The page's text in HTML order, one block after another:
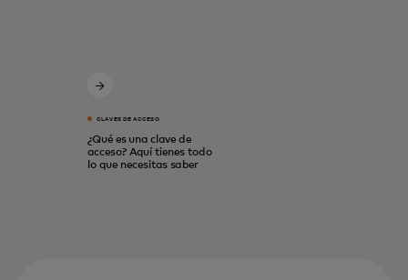
CLAVES DE ACCESO
¿Qué es una clave de
acceso? Aquí tienes todo
lo que necesitas saber